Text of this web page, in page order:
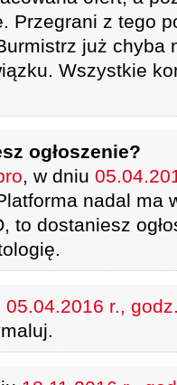
Przegrani z tego
już chyba
Wszystkie
ogłoszenie?
, w dniu
nadal ma
to dostaniesz
05.04.2016 r.,